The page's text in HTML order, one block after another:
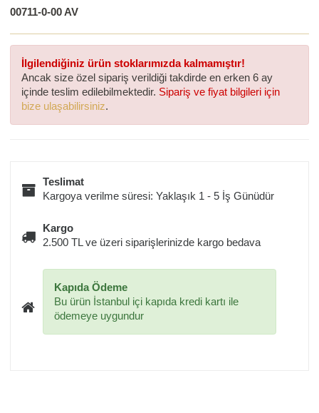
00711-0-00 AV
İlgilendiğiniz ürün stoklarımızda kalmamıştır!
Ancak size özel sipariş verildiği takdirde en erken 6 ay
içinde teslim edilebilmektedir. Sipariş ve fiyat bilgileri için
bize ulaşabilirsiniz.
Teslimat
Kargoya verilme süresi: Yaklaşık 1 - 5 İş Günüdür
Kargo
2.500 TL ve üzeri siparişlerinizde kargo bedava
Kapıda Ödeme
Bu ürün İstanbul içi kapıda kredi kartı ile
ödemeye uygundur